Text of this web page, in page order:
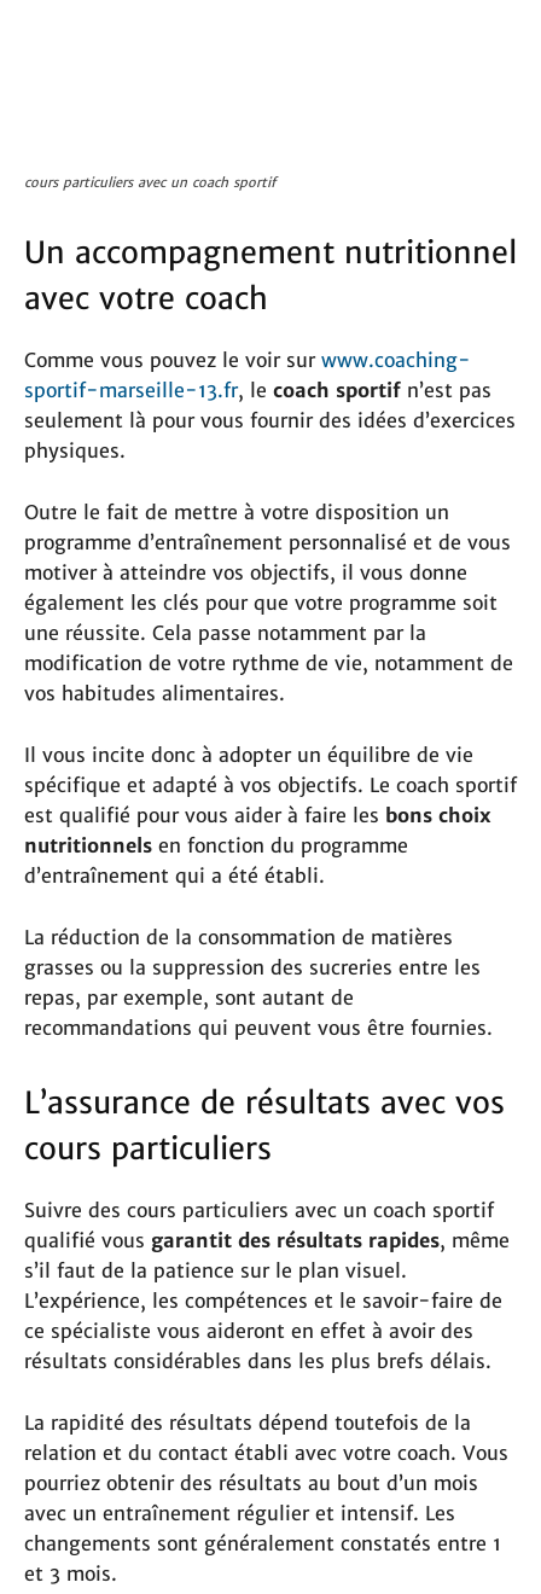
cours particuliers avec un coach sportif
Un accompagnement nutritionnel
avec votre coach
Comme vous pouvez le voir sur www.coaching-
sportif-marseille-13.fr, le coach sportif n’est pas
seulement là pour vous fournir des idées d’exercices
physiques.
Outre le fait de mettre à votre disposition un
programme d’entraînement personnalisé et de vous
motiver à atteindre vos objectifs, il vous donne
également les clés pour que votre programme soit
une réussite. Cela passe notamment par la
modification de votre rythme de vie, notamment de
vos habitudes alimentaires.
Il vous incite donc à adopter un équilibre de vie
spécifique et adapté à vos objectifs. Le coach sportif
est qualifié pour vous aider à faire les bons choix
nutritionnels en fonction du programme
d’entraînement qui a été établi.
La réduction de la consommation de matières
grasses ou la suppression des sucreries entre les
repas, par exemple, sont autant de
recommandations qui peuvent vous être fournies.
L’assurance de résultats avec vos
cours particuliers
Suivre des cours particuliers avec un coach sportif
qualifié vous garantit des résultats rapides, même
s’il faut de la patience sur le plan visuel.
L’expérience, les compétences et le savoir-faire de
ce spécialiste vous aideront en effet à avoir des
résultats considérables dans les plus brefs délais.
La rapidité des résultats dépend toutefois de la
relation et du contact établi avec votre coach. Vous
pourriez obtenir des résultats au bout d’un mois
avec un entraînement régulier et intensif. Les
changements sont généralement constatés entre 1
et 3 mois.